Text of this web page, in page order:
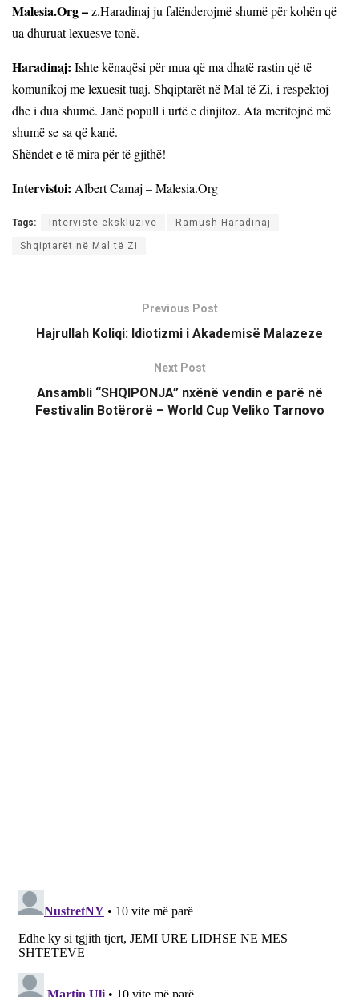
Malesia.Org –z.Haradinaj ju falënderojmë shumë për kohën që
ua dhuruat lexuesve tonë.
Haradinaj: Ishte kënaqësi për mua që ma dhatë rastin që të
komunikoj me lexuesit tuaj. Shqiptarët në Mal të Zi, i respektoj
dhe i dua shumë. Janë popull i urtë e dinjitoz. Ata meritojnë më
shumë se sa që kanë.
Shëndet e të mira për të gjithë!
Intervistoi: Albert Camaj – Malesia.Org
Tags: Intervistë ekskluzive Ramush Haradinaj
Shqiptarët në Mal të Zi
Previous Post
Hajrullah Koliqi: Idiotizmi i Akademisë Malazeze
Next Post
Ansambli “SHQIPONJA” nxënë vendin e parë në
Festivalin Botërorë – World Cup Veliko Tarnovo